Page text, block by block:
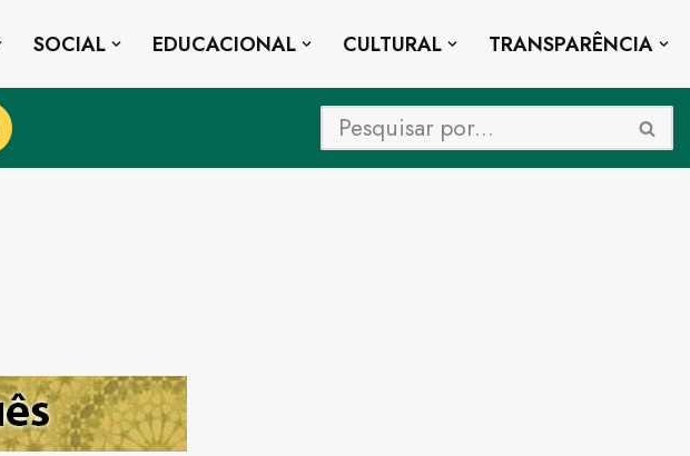
SOCIAL EDUCACIONAL CULTURAL TRANSPARÊNCIA